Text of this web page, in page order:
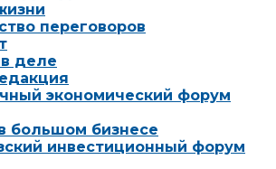
переговоров
деле
экономический форум
большом бизнесе
инвестиционный форум